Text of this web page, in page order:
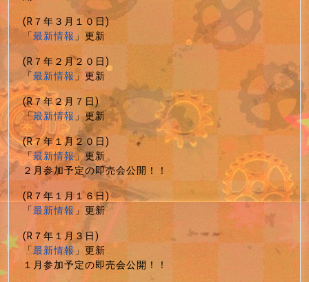
(R７年３月１０日)
「最新情報」更新
(R７年２月２０日)
「最新情報」更新
(R７年２月７日)
「最新情報」更新
(R７年１月２０日)
「最新情報」更新
２月参加予定の即売会公開！！
(R７年１月１６日)
「最新情報」更新
(R７年１月３日)
「最新情報」更新
１月参加予定の即売会公開！！